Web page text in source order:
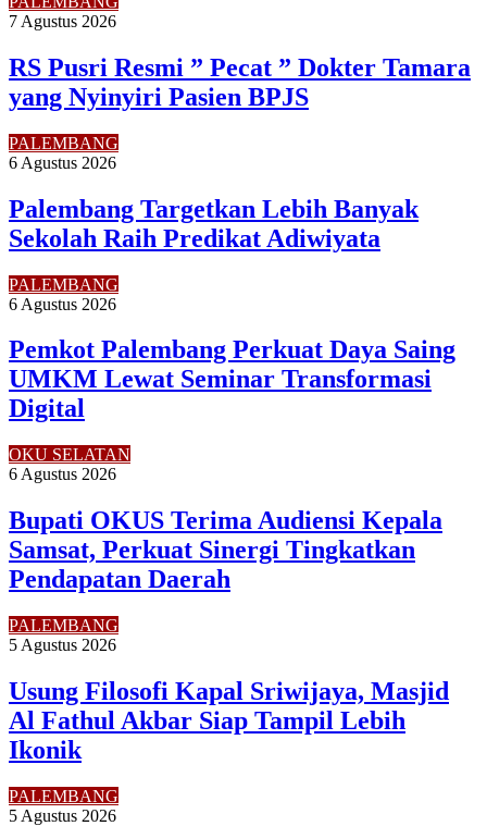
7 Agustus 2026
RS Pusri Resmi ” Pecat ” Dokter Tamara
yang Nyinyiri Pasien BPJS
PALEMBANG
6 Agustus 2026
Palembang Targetkan Lebih Banyak
Sekolah Raih Predikat Adiwiyata
PALEMBANG
6 Agustus 2026
Pemkot Palembang Perkuat Daya Saing
UMKM Lewat Seminar Transformasi
Digital
OKU SELATAN
6 Agustus 2026
Bupati OKUS Terima Audiensi Kepala
Samsat, Perkuat Sinergi Tingkatkan
Pendapatan Daerah
PALEMBANG
5 Agustus 2026
Usung Filosofi Kapal Sriwijaya, Masjid
Al Fathul Akbar Siap Tampil Lebih
Ikonik
PALEMBANG
5 Agustus 2026